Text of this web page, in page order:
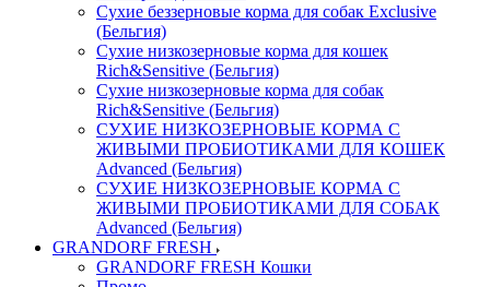
Сухие беззерновые корма для собак Exclusive
(Бельгия)
Сухие низкозерновые корма для кошек
Rich&Sensitive (Бельгия)
Сухие низкозерновые корма для собак
Rich&Sensitive (Бельгия)
СУХИЕ НИЗКОЗЕРНОВЫЕ КОРМА С
ЖИВЫМИ ПРОБИОТИКАМИ ДЛЯ КОШЕК
Advanced (Бельгия)
СУХИЕ НИЗКОЗЕРНОВЫЕ КОРМА С
ЖИВЫМИ ПРОБИОТИКАМИ ДЛЯ СОБАК
Advanced (Бельгия)
GRANDORF FRESH
GRANDORF FRESH Кошки